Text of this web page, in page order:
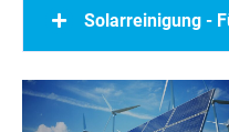
Solarreinigung -